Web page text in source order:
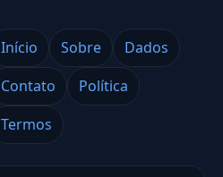
Início Sobre
Dados
Contato
Política
Termos